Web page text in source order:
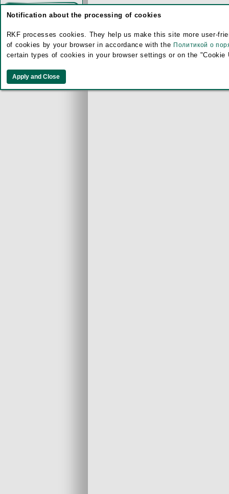
Notification about the processing of cookies
RKF processes cookies. They help us make this site more user-
of cookies by your browser in accordance with the Политикой о
certain types of cookies in your browser settings or on the "Cookie